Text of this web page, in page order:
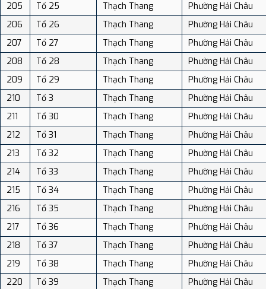
205
Tổ 25 Thạch Thang
Phường Hải Châu
206
Tổ 26 Thạch Thang
Phường Hải Châu
207
Tổ 27 Thạch Thang
Phường Hải Châu
208
Tổ 28 Thạch Thang
Phường Hải Châu
209
Tổ 29 Thạch Thang
Phường Hải Châu
210
Tổ 3 Thạch Thang
Phường Hải Châu
211
Tổ 30 Thạch Thang
Phường Hải Châu
212
Tổ 31 Thạch Thang
Phường Hải Châu
213
Tổ 32 Thạch Thang
Phường Hải Châu
214
Tổ 33 Thạch Thang
Phường Hải Châu
215
Tổ 34 Thạch Thang
Phường Hải Châu
216
Tổ 35 Thạch Thang
Phường Hải Châu
217
Tổ 36 Thạch Thang
Phường Hải Châu
218
Tổ 37 Thạch Thang
Phường Hải Châu
219
Tổ 38 Thạch Thang
Phường Hải Châu
220
Tổ 39 Thạch Thang
Phường Hải Châu